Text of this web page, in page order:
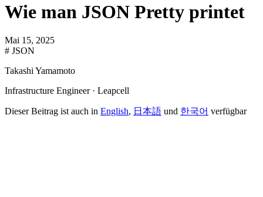
Wie man JSON Pretty printet
Mai 15, 2025
# JSON
Takashi Yamamoto
Infrastructure Engineer · Leapcell
Dieser Beitrag ist auch in English, 日本語 und 한국어 verfügbar